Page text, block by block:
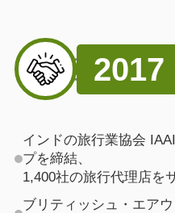
2017
インドの旅行業協会
プを締結、
1,400社の旅行代理店を
ブリティッシュ・エア